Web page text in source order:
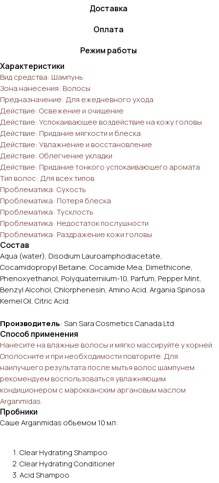
Доставка
Оплата
Режим работы
Характеристики
Вид средства: Шампунь
Зона нанесения: Волосы
Предназначение: Для ежедневного ухода
Действие: Освежение и очищение
Действие: Успокаивающее воздействие на кожу головы
Действие: Придание мягкости и блеска
Действие: Увлажнение и восстановление
Действие: Облегчение укладки
Действие: Придание тонкого успокаивающего аромата
Тип волос: Для всех типов
Проблематика: Сухость
Проблематика: Потеря блеска
Проблематика: Тусклость
Проблематика: Недостаток послушности
Проблематика: Раздражение кожи головы
Состав
Aqua (water), Disodium Lauroamphodiacetate,
Cocamidopropyl Betaine, Cocamide Mea, Dimethicone,
Phenoxyethanol, Polyquaterniium-10, Parfum, Pepper Mint,
Benzyl Alcohol, Chlorphenesin, Amino Acid, Argania Spinosa
Kernel Oil, Citric Acid.
Производитель: San Sara Cosmetics Canada Ltd
Способ применения
Нанесите на влажные волосы и мягко массируйте у корней.
Ополосните и при необходимости повторите. Для
наилучшего результата после мытья волос шампунем
рекомендуем воспользоваться увлажняющим
кондиционером с марокканским аргановым маслом
Arganmidas.
Пробники
Саше Arganmidas объемом 10 мл:
Clear Hydrating Shampoo
Clear Hydrating Conditioner
Acid Shampoo